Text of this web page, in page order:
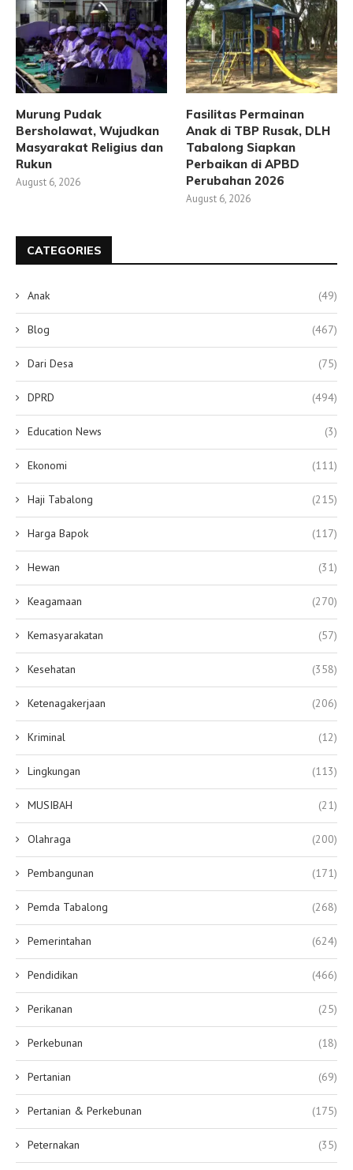
Murung Pudak
Bersholawat, Wujudkan
Masyarakat Religius dan
Rukun
August 6, 2026
Fasilitas Permainan
Anak di TBP Rusak, DLH
Tabalong Siapkan
Perbaikan di APBD
Perubahan 2026
August 6, 2026
CATEGORIES
Anak (49)
Blog (467)
Dari Desa (75)
DPRD (494)
Education News (3)
Ekonomi (111)
Haji Tabalong (215)
Harga Bapok (117)
Hewan (31)
Keagamaan (270)
Kemasyarakatan (57)
Kesehatan (358)
Ketenagakerjaan (206)
Kriminal (12)
Lingkungan (113)
MUSIBAH (21)
Olahraga (200)
Pembangunan (171)
Pemda Tabalong (268)
Pemerintahan (624)
Pendidikan (466)
Perikanan (25)
Perkebunan (18)
Pertanian (69)
Pertanian & Perkebunan (175)
Peternakan (35)